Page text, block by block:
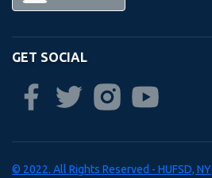
GET SOCIAL
© 2022. All Rights Reserved - HUFSD, NY